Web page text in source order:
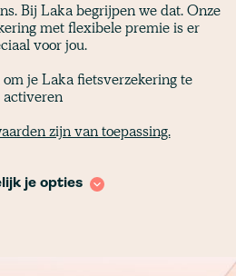
Bij Laka begrijpen we dat. Onze
met flexibele premie is er
voor jou.
je Laka fietsverzekering te
activeren
zijn van toepassing.
je opties